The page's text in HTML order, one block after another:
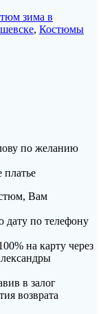
зима в
, Костюмы
по желанию
платье
Вам
дату по телефону
на карту через
в залог
возврата